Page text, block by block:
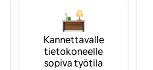
Kannettavalle
tietokoneelle
sopiva työtila